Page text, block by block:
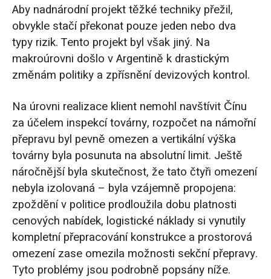
Aby nadnárodní projekt těžké techniky přežil,
obvykle stačí překonat pouze jeden nebo dva
typy rizik. Tento projekt byl však jiný. Na
makroúrovni došlo v Argentině k drastickým
změnám politiky a zpřísnění devizových kontrol.
Na úrovni realizace klient nemohl navštívit Čínu
za účelem inspekcí továrny, rozpočet na námořní
přepravu byl pevně omezen a vertikální výška
továrny byla posunuta na absolutní limit. Ještě
náročnější byla skutečnost, že tato čtyři omezení
nebyla izolovaná – byla vzájemně propojena:
zpoždění v politice prodloužila dobu platnosti
cenových nabídek, logistické náklady si vynutily
kompletní přepracování konstrukce a prostorová
omezení zase omezila možnosti sekční přepravy.
Tyto problémy jsou podrobně popsány níže.